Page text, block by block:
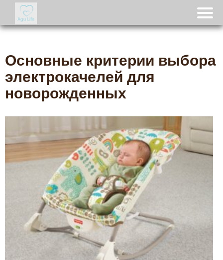
Основные критерии выбора
электрокачелей для
новорожденных